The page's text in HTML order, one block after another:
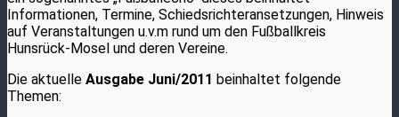
Informationen, Termine, Schiedsrichteransetzungen, Hinweis
auf Veranstaltungen u.v.m rund um den Fußballkreis
Hunsrück-Mosel und deren Vereine.
Die aktuelle Ausgabe Juni/2011 beinhaltet folgende
Themen: